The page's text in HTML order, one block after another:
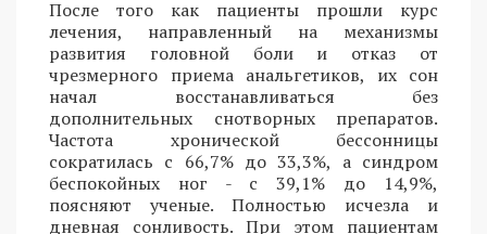
После того как пациенты прошли курс
лечения, направленный на механизмы
развития головной боли и отказ от
чрезмерного приема анальгетиков, их сон
начал восстанавливаться без
дополнительных снотворных препаратов.
Частота хронической бессонницы
сократилась с 66,7% до 33,3%, а синдром
беспокойных ног - с 39,1% до 14,9%,
поясняют ученые. Полностью исчезла и
дневная сонливость. При этом пациентам